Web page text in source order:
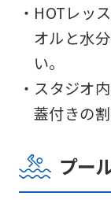
・HOTレッ
オルと水
い。
・スタジオ
蓋付きの
プー